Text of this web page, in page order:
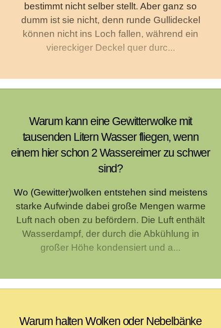
bestimmt nicht selber stellt. Aber ganz so
dumm ist sie nicht, denn runde Gullideckel
können nicht ins Loch fallen, während ein
viereckiger Deckel quer durc...
Warum kann eine Gewitterwolke mit
tausenden Litern Wasser fliegen, wenn
einem hier schon 2 Wassereimer zu schwer
sind?
Wo (Gewitter)wolken entstehen sind meistens
starke Aufwinde dabei große Mengen warme
Luft nach oben zu befördern. Die Luft enthält
Wasserdampf, der durch die Abkühlung in
großer Höhe kondensiert und a...
Warum halten Wolken oder Nebelbänke